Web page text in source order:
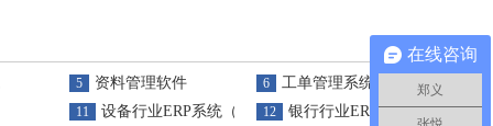
5 资料管理软件 6 工单管理系统
11 设备行业ERP系统（OA）
12 银行行业ERP系统（OA）
在线咨询
郑义